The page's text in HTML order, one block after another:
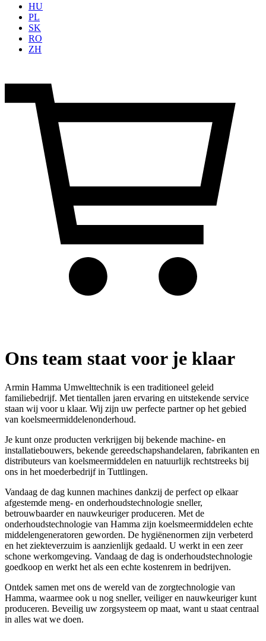
HU
PL
SK
RO
ZH
Ons team staat voor je klaar
Armin Hamma Umwelttechnik is een traditioneel geleid
familiebedrijf. Met tientallen jaren ervaring en uitstekende service
staan wij voor u klaar. Wij zijn uw perfecte partner op het gebied
van koelsmeermiddelenonderhoud.
Je kunt onze producten verkrijgen bij bekende machine- en
installatiebouwers, bekende gereedschapshandelaren, fabrikanten en
distributeurs van koelsmeermiddelen en natuurlijk rechtstreeks bij
ons in het moederbedrijf in Tuttlingen.
Vandaag de dag kunnen machines dankzij de perfect op elkaar
afgestemde meng- en onderhoudstechnologie sneller,
betrouwbaarder en nauwkeuriger produceren. Met de
onderhoudstechnologie van Hamma zijn koelsmeermiddelen echte
middelengeneratoren geworden. De hygiënenormen zijn verbeterd
en het ziekteverzuim is aanzienlijk gedaald. U werkt in een zeer
schone werkomgeving. Vandaag de dag is onderhoudstechnologie
goedkoop en werkt het als een echte kostenrem in bedrijven.
Ontdek samen met ons de wereld van de zorgtechnologie van
Hamma, waarmee ook u nog sneller, veiliger en nauwkeuriger kunt
produceren. Beveilig uw zorgsysteem op maat, want u staat centraal
in alles wat we doen.